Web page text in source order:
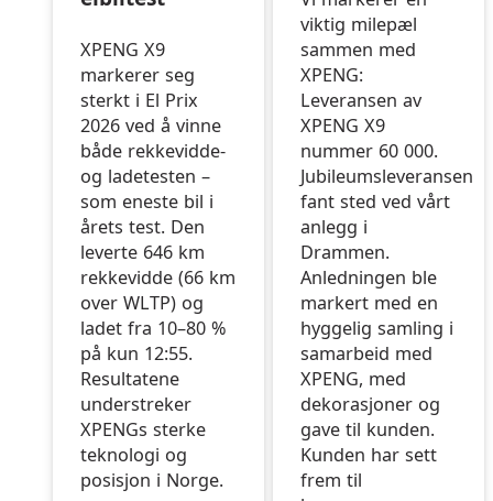
XPENG X9
markerer seg
sterkt i El Prix
2026 ved å vinne
både rekkevidde-
og ladetesten –
som eneste bil i
årets test. Den
leverte 646 km
rekkevidde (66 km
over WLTP) og
ladet fra 10–80 %
på kun 12:55.
Resultatene
understreker
XPENGs sterke
teknologi og
posisjon i Norge.
viktig milepæl
sammen med
XPENG:
Leveransen av
XPENG X9
nummer 60 000.
Jubileumsleveransen
fant sted ved vårt
anlegg i
Drammen.
Anledningen ble
markert med en
hyggelig samling i
samarbeid med
XPENG, med
dekorasjoner og
gave til kunden.
Kunden har sett
frem til